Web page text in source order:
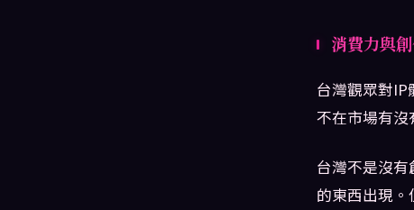
消費力與
台灣觀眾對
不在市場有沒
台灣不是沒
的東西出現